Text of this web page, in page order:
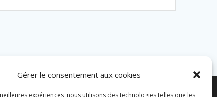
Gérer le consentement aux cookies
expériences, nous utilisons des technologies telles que les